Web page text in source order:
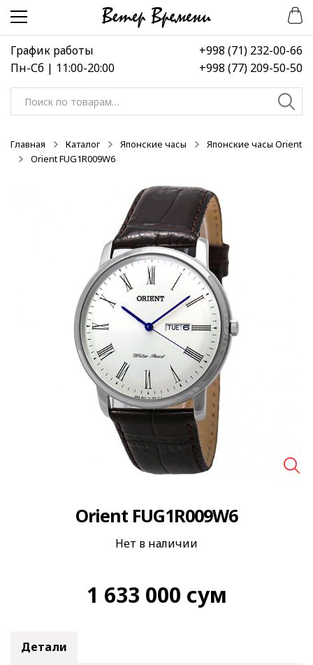
Перейти
навигации
Перейти
содержимому
График работы
Пн-Сб | 11:00-20:00
+998 (71) 232-00-66
+998 (77) 209-50-50
Искать:
Главная Каталог Японские часы
Японские часы Orient
Orient FUG1R009W6
Orient FUG1R009W6
Нет в наличии
1 633 000 сум
Детали
-20%
-50%
-50%